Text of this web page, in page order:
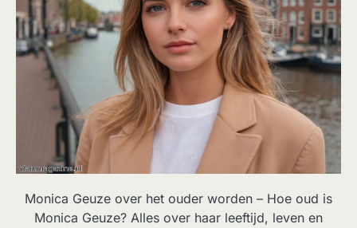
Monica Geuze over het ouder worden – Hoe oud is
Monica Geuze? Alles over haar leeftijd, leven en